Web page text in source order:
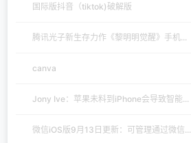
国际版抖音（tiktok)破解版
腾讯光子新生存力作《黎明明觉醒》手机...
canva
Jony Ive：苹果未料到iPhone会导致智能...
微信iOS版9月13日更新：可管理通过微信...